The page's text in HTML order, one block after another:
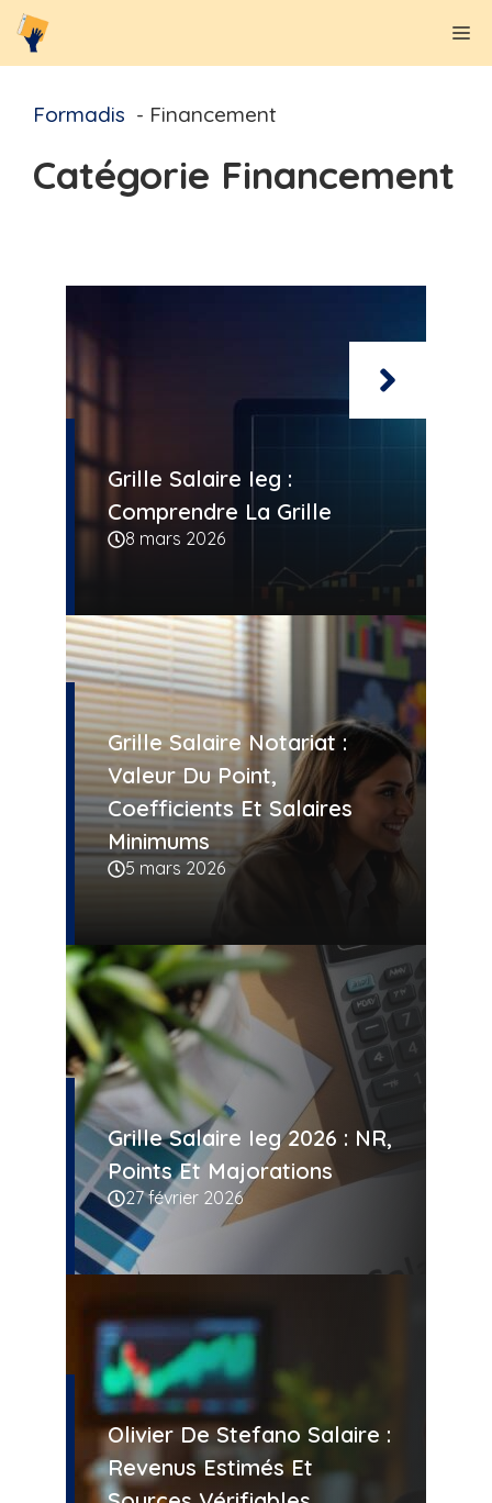
Aller
au
Formadis Financement
Catégorie Financement
Grille Salaire Ieg :
Comprendre La Grille
8 mars 2026
Grille Salaire Notariat :
Valeur Du Point,
Coefficients Et Salaires
Minimums
5 mars 2026
Grille Salaire Ieg 2026 : NR,
Points Et Majorations
27 février 2026
Olivier De Stefano Salaire :
Revenus Estimés Et